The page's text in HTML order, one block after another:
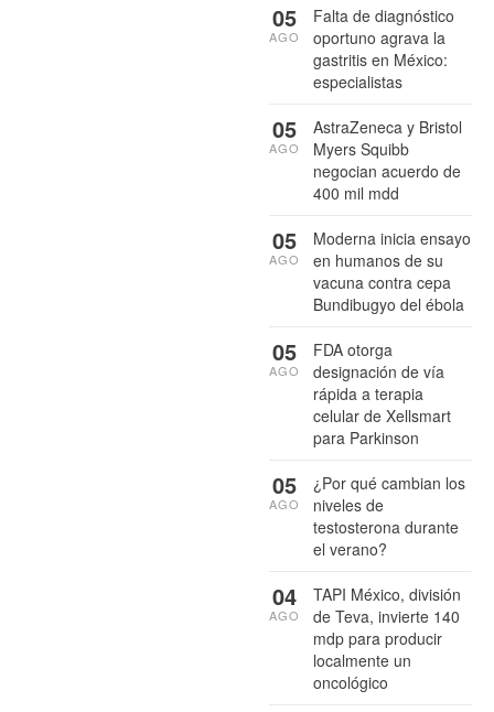
Falta de diagnóstico
oportuno agrava la
gastritis en México:
especialistas
05
AGO
AstraZeneca y Bristol
Myers Squibb
negocian acuerdo de
400 mil mdd
05
AGO
Moderna inicia ensayo
en humanos de su
vacuna contra cepa
Bundibugyo del ébola
05
AGO
FDA otorga
designación de vía
rápida a terapia
celular de Xellsmart
para Parkinson
05
AGO
¿Por qué cambian los
niveles de
testosterona durante
el verano?
05
AGO
TAPI México, división
de Teva, invierte 140
mdp para producir
localmente un
oncológico
04
AGO